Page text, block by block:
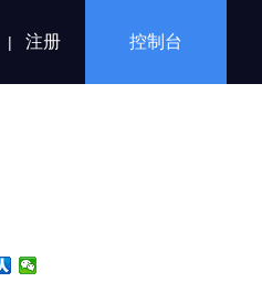
| 注册 控制台